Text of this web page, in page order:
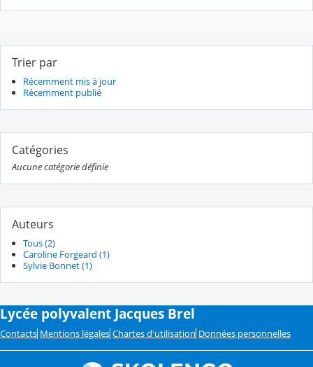
Trier par
Récemment mis à jour
Récemment publié
Catégories
Aucune catégorie définie
Auteurs
Tous (2)
Caroline Forgeard (1)
Sylvie Bonnet (1)
Lycée polyvalent Jacques Brel
Contacts Mentions légales Chartes d'utilisation Données personnelles